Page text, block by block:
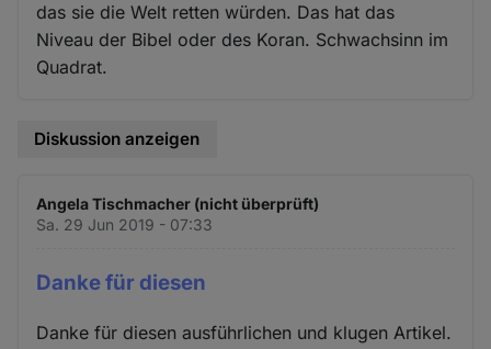
das sie die Welt retten würden. Das hat das
Niveau der Bibel oder des Koran. Schwachsinn im
Quadrat.
Diskussion anzeigen
Angela Tischmacher (nicht überprüft)
Sa. 29 Jun 2019 - 07:33
Danke für diesen
Danke für diesen ausführlichen und klugen Artikel.